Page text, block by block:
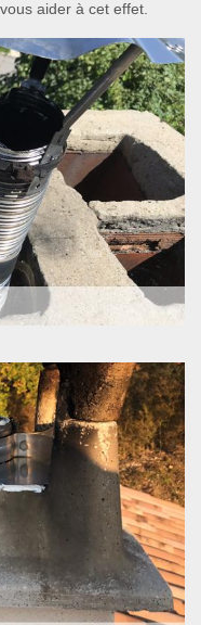
aider à cet effet.